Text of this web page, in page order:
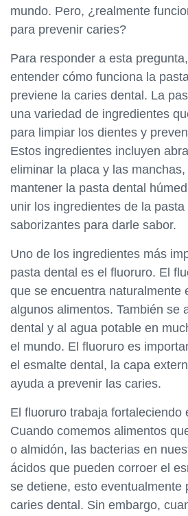
mundo. Pero, ¿realmente
para prevenir caries?
Para responder a esta
entender cómo funciona la
previene la caries dental. La
una variedad de ingredientes
para limpiar los dientes y
Estos ingredientes incluyen
eliminar la placa y las
mantener la pasta dental
unir los ingredientes de la pasta
saborizantes para darle sabor.
Uno de los ingredientes más
pasta dental es el fluoruro. El
que se encuentra naturalmente
algunos alimentos. También se
dental y al agua potable en
el mundo. El fluoruro es
el esmalte dental, la capa
ayuda a prevenir las caries.
El fluoruro trabaja fortaleciendo
Cuando comemos alimentos
o almidón, las bacterias en
ácidos que pueden corroer el
se detiene, esto eventualmente
caries dental. Sin embargo,